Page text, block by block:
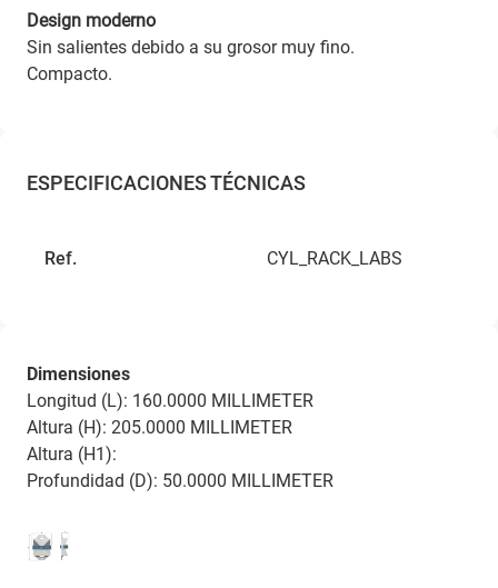
Design moderno
Sin salientes debido a su grosor muy fino.
Compacto.
ESPECIFICACIONES TÉCNICAS
Ref. CYL_RACK_LABS
Dimensiones
Longitud (L): 160.0000 MILLIMETER
Altura (H): 205.0000 MILLIMETER
Altura (H1):
Profundidad (D): 50.0000 MILLIMETER